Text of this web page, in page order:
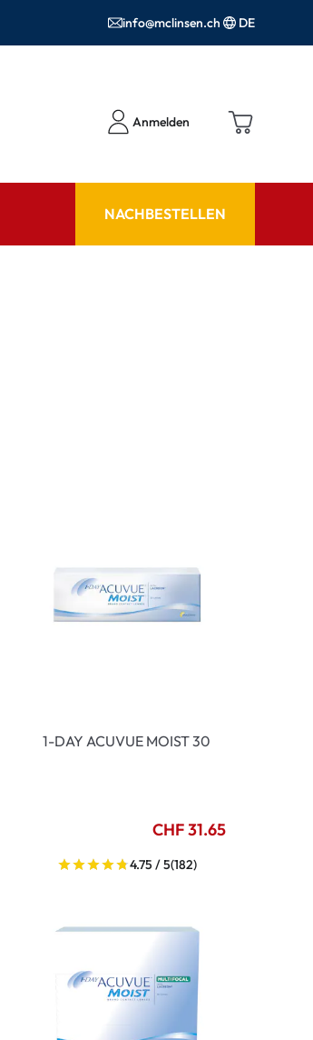
info@mclinsen.ch DE
Anmelden
NACHBESTELLEN
1-DAY ACUVUE MOIST 30
CHF 31.65
4.75 / 5(182)